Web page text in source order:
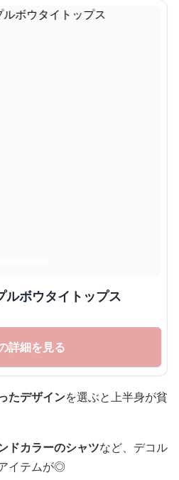
ルボウタイトップス
詳細を見る
たデザインを選ぶと上半身が貧
ドカラーのシャツなど、デコル
イテムが◎